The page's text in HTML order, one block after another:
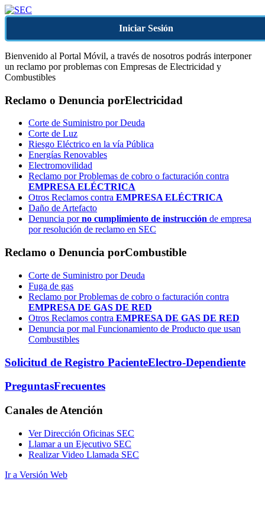
Iniciar Sesión
Bienvenido al Portal Móvil, a través de nosotros podrás interponer
un reclamo por problemas con Empresas de Electricidad y
Combustibles
Reclamo o Denuncia porElectricidad
Corte de Suministro por Deuda
Corte de Luz
Riesgo Eléctrico en la vía Pública
Energías Renovables
Electromovilidad
Reclamo por Problemas de cobro o facturación contra
EMPRESA ELÉCTRICA
Otros Reclamos contra EMPRESA ELÉCTRICA
Daño de Artefacto
Denuncia porno cumplimiento de instrucción de empresa
por resolución de reclamo en SEC
Reclamo o Denuncia porCombustible
Corte de Suministro por Deuda
Fuga de gas
Reclamo por Problemas de cobro o facturación contra
EMPRESA DE GAS DE RED
Otros Reclamos contra EMPRESA DE GAS DE RED
Denuncia por mal Funcionamiento de Producto que usan
Combustibles
Solicitud de Registro PacienteElectro-Dependiente
PreguntasFrecuentes
Canales de Atención
Ver Dirección Oficinas SEC
Llamar a un Ejecutivo SEC
Realizar Video Llamada SEC
Ir a Versión Web